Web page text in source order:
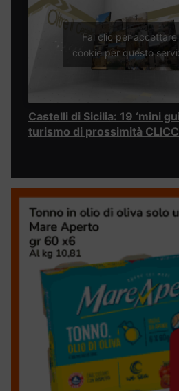
Fai clic per accettare
cookie per questo
Castelli di Sicilia: 19 ‘mini
turismo di prossimità